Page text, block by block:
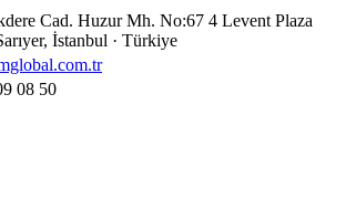
Cad. Huzur Mh. No:67 4 Levent Plaza
İstanbul · Türkiye
08 50